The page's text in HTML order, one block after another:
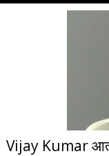
Vijay Kumar